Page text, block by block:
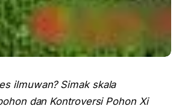
ilmuwan? Simak skala
dan Kontroversi Pohon Xi